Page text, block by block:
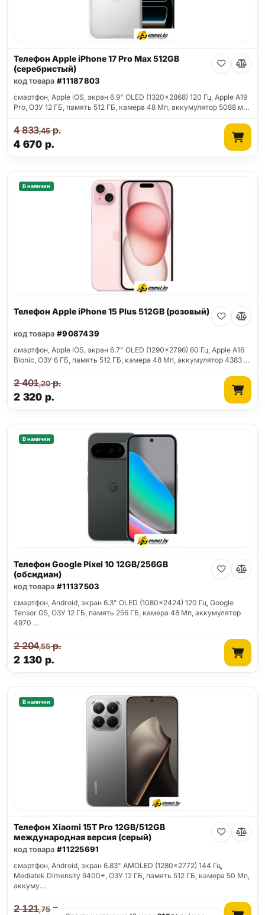
Телефон Apple iPhone 17 Pro Max 512GB
(серебристый)
код товара #11187803
смартфон, Apple iOS, экран 6.9" OLED (1320x2868) 120 Гц, Apple A19
Pro, ОЗУ 12 ГБ, память 512 ГБ, камера 48 Мп, аккумулятор 5088 м…
4 670 р.
4 833,45р.
В наличии
Телефон Apple iPhone 15 Plus 512GB (розовый)
код товара #9087439
смартфон, Apple iOS, экран 6.7" OLED (1290x2796) 60 Гц, Apple A16
Bionic, ОЗУ 6 ГБ, память 512 ГБ, камера 48 Мп, аккумулятор 4383 …
2 320 р.
2 401,20р.
В наличии
Телефон Google Pixel 10 12GB/256GB
(обсидиан)
код товара #11137503
смартфон, Android, экран 6.3" OLED (1080x2424) 120 Гц, Google
Tensor G5, ОЗУ 12 ГБ, память 256 ГБ, камера 48 Мп, аккумулятор
4970 …
2 130 р.
2 204,55р.
В наличии
Телефон Xiaomi 15T Pro 12GB/512GB
международная версия (серый)
код товара #11225691
смартфон, Android, экран 6.83" AMOLED (1280x2772) 144 Гц,
Mediatek Dimensity 9400+, ОЗУ 12 ГБ, память 512 ГБ, камера 50 Мп,
аккуму…
2 121,75р.